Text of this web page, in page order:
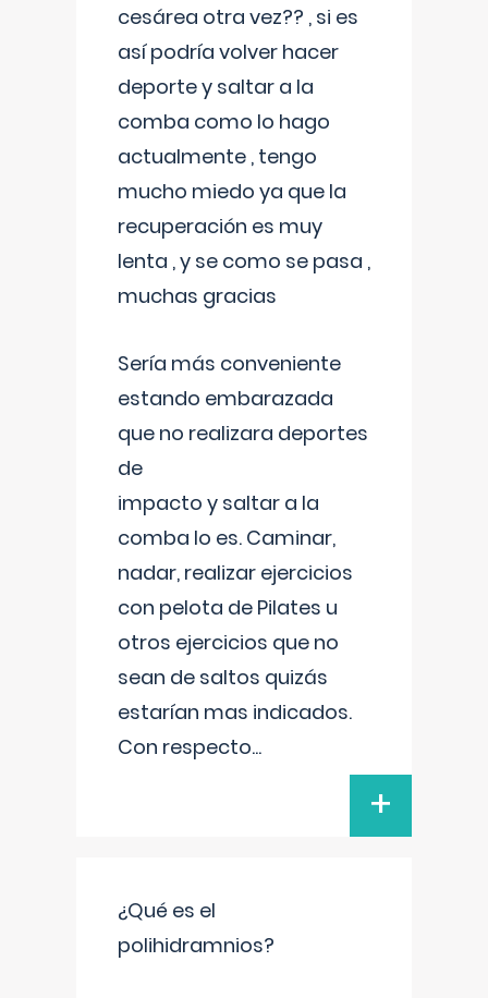
cesárea otra vez?? , si es
así podría volver hacer
deporte y saltar a la
comba como lo hago
actualmente , tengo
mucho miedo ya que la
recuperación es muy
lenta , y se como se pasa ,
muchas gracias
Sería más conveniente
estando embarazada
que no realizara deportes
de
impacto y saltar a la
comba lo es. Caminar,
nadar, realizar ejercicios
con pelota de Pilates u
otros ejercicios que no
sean de saltos quizás
estarían mas indicados.
Con respecto...
+
¿Qué es el
polihidramnios?